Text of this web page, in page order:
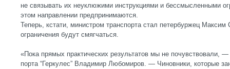
не связывать их неуклюжими инструкциями и бессмысленными
этом направлении предпринимаются.
Теперь, кстати, министром транспорта стал петербуржец
ограничения будут смягчаться.
«Пока прямых практических результатов мы не почувствовали, —
порта “Геркулес” Владимир Любомиров. — Чиновники, которые